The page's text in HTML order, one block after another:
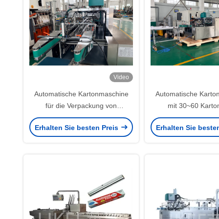
Video
Automatische Kartonmaschine
für die Verpackung von
Aluminiumfolien in kleinen Rollen
Erhalten Sie besten Preis
Automatische
mit 30~60
photoelektrische
Erhalten Sie